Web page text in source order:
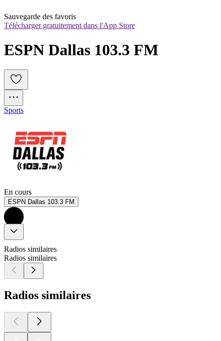
Sauvegarde des favoris
Télécharger gratuitement dans l'App Store
ESPN Dallas 103.3 FM
Sports
En cours
ESPN Dallas 103.3 FM
Radios similaires
Radios similaires
Radios similaires